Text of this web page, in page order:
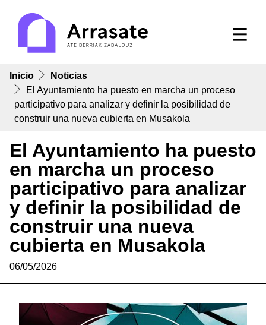
Inicio
Noticias
El Ayuntamiento ha puesto en marcha un proceso
participativo para analizar y definir la posibilidad de
construir una nueva cubierta en Musakola
El Ayuntamiento ha puesto
en marcha un proceso
participativo para analizar
y definir la posibilidad de
construir una nueva
cubierta en Musakola
06/05/2026